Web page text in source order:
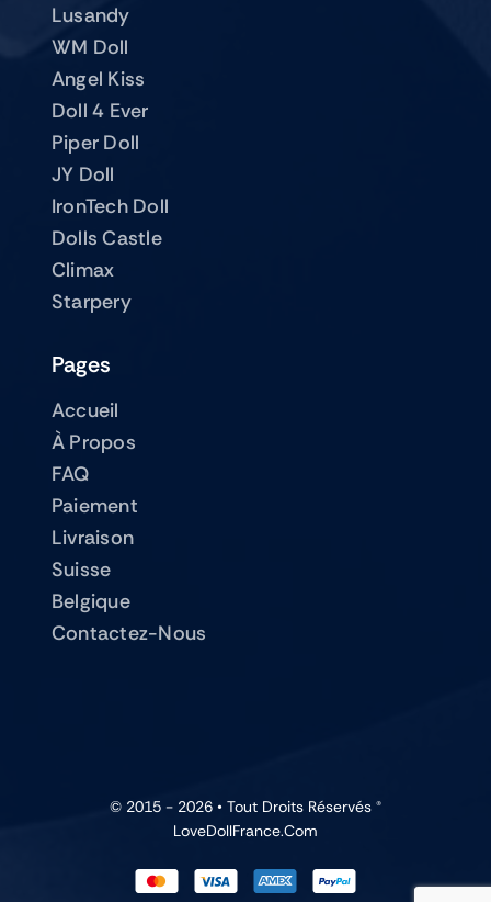
Lusandy
WM Doll
Angel Kiss
Doll 4 Ever
Piper Doll
JY Doll
IronTech Doll
Dolls Castle
Climax
Starpery
Pages
Accueil
À Propos
FAQ
Paiement
Livraison
Suisse
Belgique
Contactez-Nous
© 2015 - 2026 • Tout Droits Réservés ®
LoveDollFrance.com